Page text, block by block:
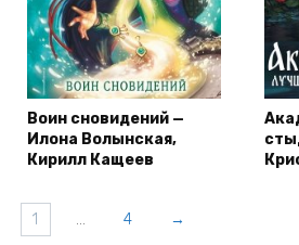
Воин сновидений —
Илона Волынская,
Кирилл Кащеев
1 … 4 →